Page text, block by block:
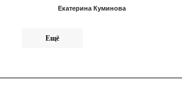
Екатерина Куминова
Ещё